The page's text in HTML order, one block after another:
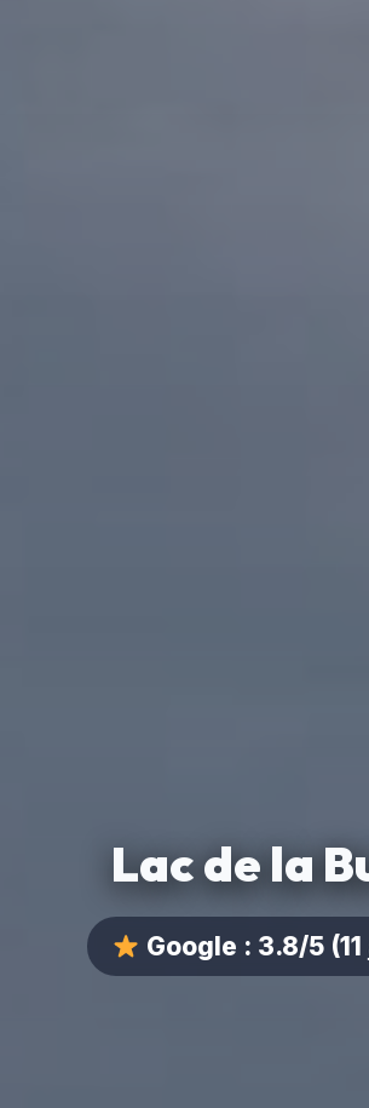
Lac de la
Google : 3.8/5(11